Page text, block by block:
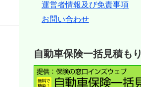
運営者情報及び免責事項
お問い合わせ
自動車保険一括見積もり